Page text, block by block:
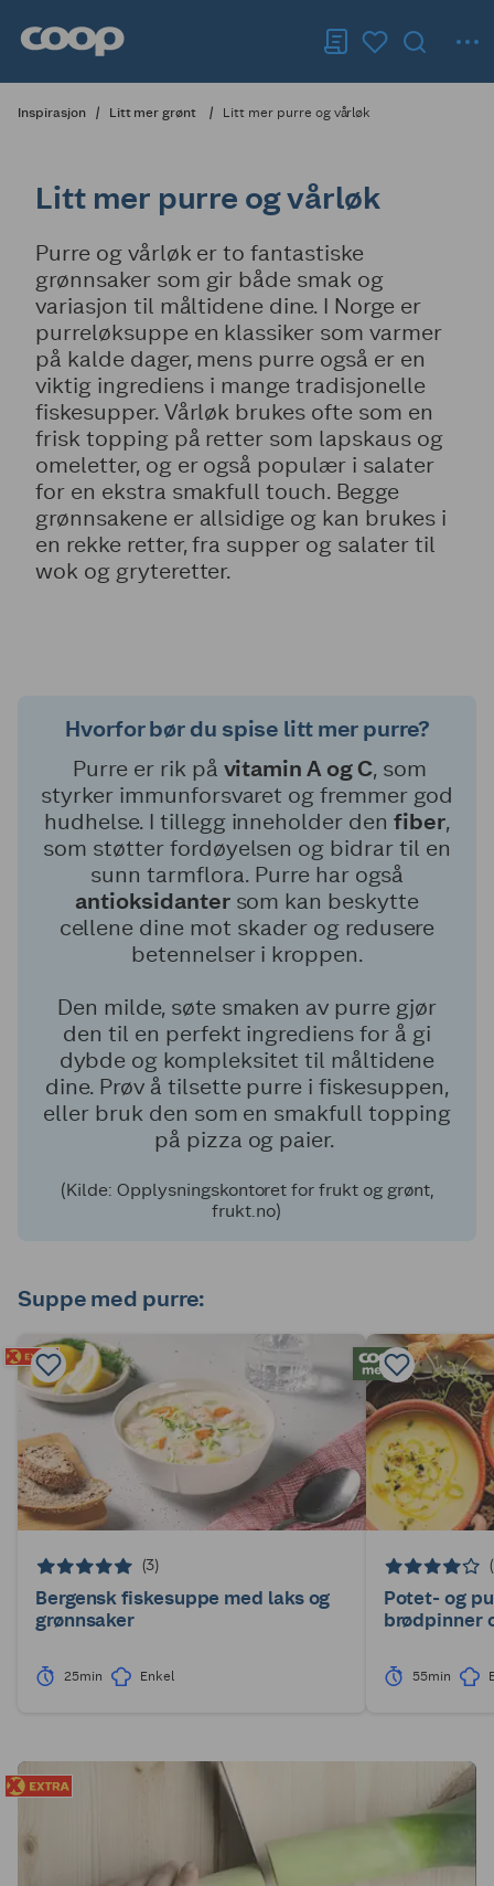
Inspirasjon Litt mer grønt Litt mer purre og vårløk
Litt mer purre og vårløk
Purre og vårløk er to fantastiske
grønnsaker som gir både smak og
variasjon til måltidene dine. I Norge er
purreløksuppe en klassiker som varmer
på kalde dager, mens purre også er en
viktig ingrediens i mange tradisjonelle
fiskesupper. Vårløk brukes ofte som en
frisk topping på retter som lapskaus og
omeletter, og er også populær i salater
for en ekstra smakfull touch. Begge
grønnsakene er allsidige og kan brukes i
en rekke retter, fra supper og salater til
wok og gryteretter.
Hvorfor bør du spise litt mer purre?
Purre er rik på vitamin A og C, som
styrker immunforsvaret og fremmer god
hudhelse. I tillegg inneholder denfiber,
som støtter fordøyelsen og bidrar til en
sunn tarmflora. Purre har også
antioksidantersom kan beskytte
cellene dine mot skader og redusere
betennelser i kroppen.
Den milde, søte smaken av purre gjør
den til en perfekt ingrediens for å gi
dybde og kompleksitet til måltidene
dine. Prøv å tilsette purre i fiskesuppen,
eller bruk den som en smakfull topping
på pizza og paier.
(Kilde: Opplysningskontoret for frukt og grønt,
frukt.no)
Suppe med purre:
(3)
Bergensk fiskesuppe med laks og
grønnsaker
25min Enkel
Potet- og
brødpinner
55min